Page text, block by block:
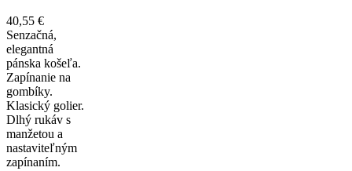
40,55 €
Senzačná,
elegantná
pánska košeľa.
Zapínanie na
gombíky.
Klasický golier.
Dlhý rukáv s
manžetou a
nastaviteľným
zapínaním.